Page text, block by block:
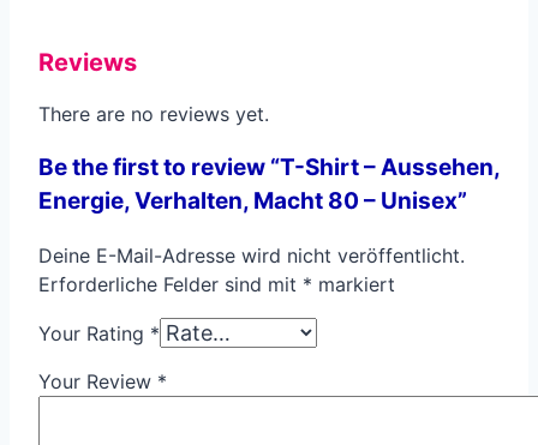
Reviews
There are no reviews yet.
Be the first to review “T-Shirt – Aussehen,
Energie, Verhalten, Macht 80 – Unisex”
Deine E-Mail-Adresse wird nicht veröffentlicht.
Erforderliche Felder sind mit * markiert
Your Rating *
Your Review *